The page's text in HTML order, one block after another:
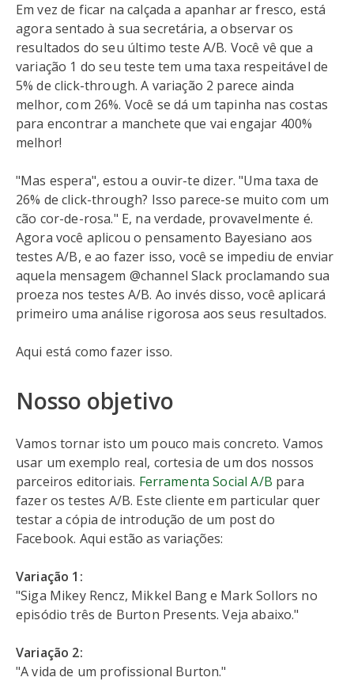
Em vez de ficar na calçada a apanhar ar fresco, está
agora sentado à sua secretária, a observar os
resultados do seu último teste A/B. Você vê que a
variação 1 do seu teste tem uma taxa respeitável de
5% de click-through. A variação 2 parece ainda
melhor, com 26%. Você se dá um tapinha nas costas
para encontrar a manchete que vai engajar 400%
melhor!
"Mas espera", estou a ouvir-te dizer. "Uma taxa de
26% de click-through? Isso parece-se muito com um
cão cor-de-rosa." E, na verdade, provavelmente é.
Agora você aplicou o pensamento Bayesiano aos
testes A/B, e ao fazer isso, você se impediu de enviar
aquela mensagem @channel Slack proclamando sua
proeza nos testes A/B. Ao invés disso, você aplicará
primeiro uma análise rigorosa aos seus resultados.
Aqui está como fazer isso.
Nosso objetivo
Vamos tornar isto um pouco mais concreto. Vamos
usar um exemplo real, cortesia de um dos nossos
parceiros editoriais. Ferramenta Social A/B para
fazer os testes A/B. Este cliente em particular quer
testar a cópia de introdução de um post do
Facebook. Aqui estão as variações:
Variação 1:
"Siga Mikey Rencz, Mikkel Bang e Mark Sollors no
episódio três de Burton Presents. Veja abaixo."
Variação 2:
"A vida de um profissional Burton."